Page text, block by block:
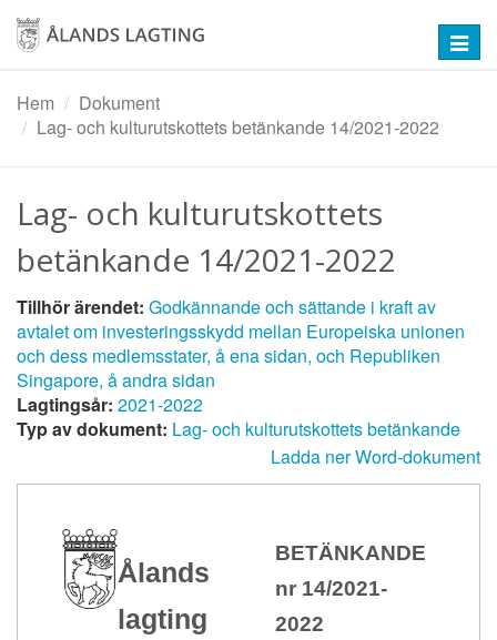
Hoppa
huvudinnehåll
Hem
Dokument
Lag- och kulturutskottets betänkande 14/2021-2022
Lag- och kulturutskottets
betänkande 14/2021-2022
Tillhör ärendet: Godkännande och sättande i kraft av
avtalet om investeringsskydd mellan Europeiska unionen
och dess medlemsstater, å ena sidan, och Republiken
Singapore, å andra sidan
Lagtingsår: 2021-2022
Typ av dokument: Lag- och kulturutskottets betänkande
Ladda ner Word-dokument
Ålands
lagting
BETÄNKANDE
nr 14/2021-
2022